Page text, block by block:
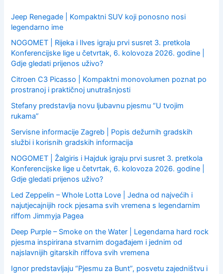
Jeep Renegade | Kompaktni SUV koji ponosno nosi
legendarno ime
NOGOMET | Rijeka i Ilves igraju prvi susret 3. pretkola
Konferencijske lige u četvrtak, 6. kolovoza 2026. godine |
Gdje gledati prijenos uživo?
Citroen C3 Picasso | Kompaktni monovolumen poznat po
prostranoj i praktičnoj unutrašnjosti
Stefany predstavlja novu ljubavnu pjesmu “U tvojim
rukama”
Servisne informacije Zagreb | Popis dežurnih gradskih
službi i korisnih gradskih informacija
NOGOMET | Žalgiris i Hajduk igraju prvi susret 3. pretkola
Konferencijske lige u četvrtak, 6. kolovoza 2026. godine |
Gdje gledati prijenos uživo?
Led Zeppelin – Whole Lotta Love | Jedna od najvećih i
najutjecajnijih rock pjesama svih vremena s legendarnim
riffom Jimmyja Pagea
Deep Purple – Smoke on the Water | Legendarna hard rock
pjesma inspirirana stvarnim događajem i jednim od
najslavnijih gitarskih riffova svih vremena
Ignor predstavljaju “Pjesmu za Bunt”, posvetu zajedništvu i